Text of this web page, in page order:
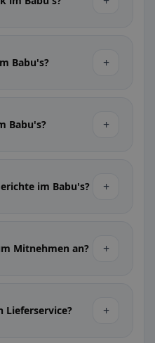
Babu's? +
Babu's? +
im Babu's? +
Mitnehmen an? +
Lieferservice? +